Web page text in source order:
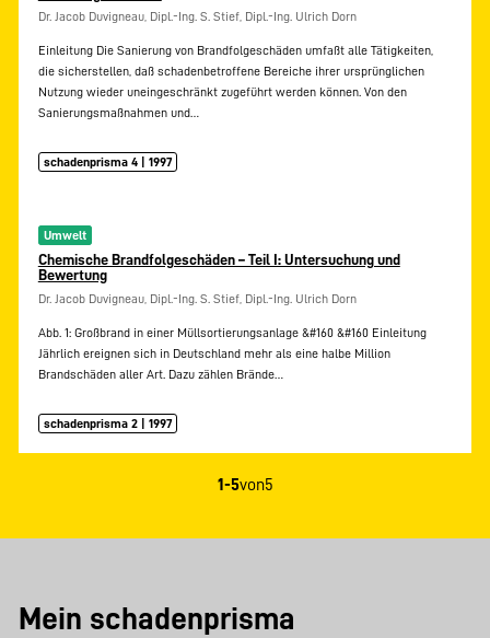
Dr. Jacob Duvigneau, Dipl.-Ing. S. Stief, Dipl.-Ing. Ulrich Dorn
Einleitung Die Sanierung von Brandfolgeschäden umfaßt alle Tätigkeiten,
die sicherstellen, daß schadenbetroffene Bereiche ihrer ursprünglichen
Nutzung wieder uneingeschränkt zugeführt werden können. Von den
Sanierungsmaßnahmen und…
schadenprisma 4 | 1997
Umwelt
Chemische Brandfolgeschäden – Teil I: Untersuchung und
Bewertung
Dr. Jacob Duvigneau, Dipl.-Ing. S. Stief, Dipl.-Ing. Ulrich Dorn
Abb. 1: Großbrand in einer Müllsortierungsanlage &#160 &#160 Einleitung
Jährlich ereignen sich in Deutschland mehr als eine halbe Million
Brandschäden aller Art. Dazu zählen Brände…
schadenprisma 2 | 1997
1-5von5
Mein schadenprisma